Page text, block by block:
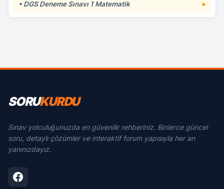
• DGS Deneme Sınavı 1 Matematik ●
SORUKURDU
Sınav yolculuğunuzda en güvenilir rehberiniz. Binlerce güncel
soru, detaylı çözümler ve interaktif forum yapısıyla her an
yanınızdayız.